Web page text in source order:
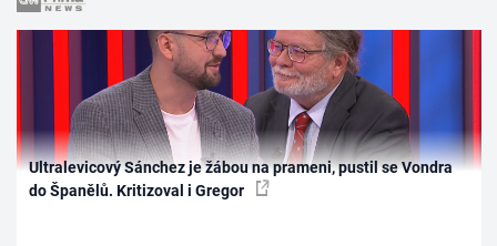
Ultralevicový Sánchez je žábou na prameni, pustil se Vondra
do Španělů. Kritizoval i Gregor